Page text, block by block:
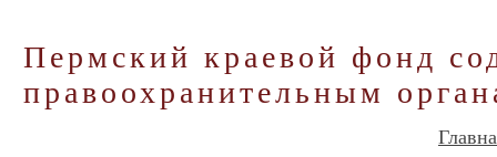
Пермский краевой фонд
правоохранительным